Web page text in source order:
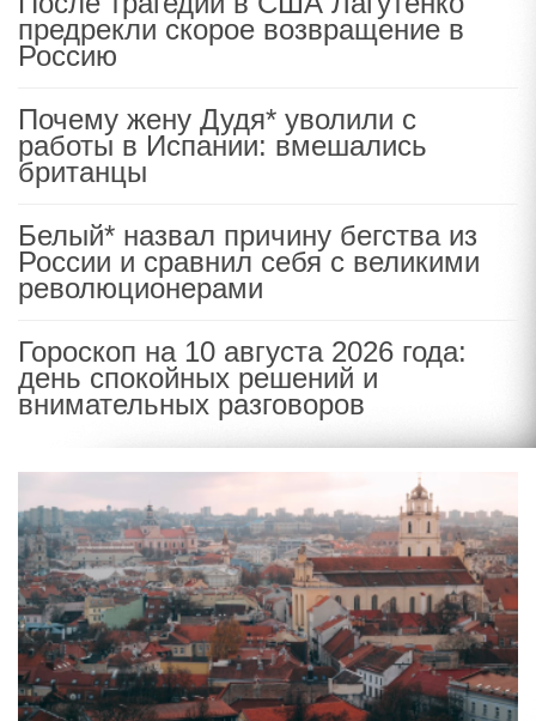
предрекли скорое возвращение в
Россию
Почему жену Дудя* уволили с
работы в Испании: вмешались
британцы
Белый* назвал причину бегства из
России и сравнил себя с великими
революционерами
Гороскоп на 10 августа 2026 года:
день спокойных решений и
внимательных разговоров